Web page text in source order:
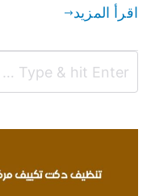
اقرأ المزيد